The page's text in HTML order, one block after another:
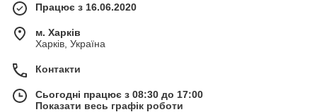
Працює з 16.06.2020
м. Харків
Харків, Україна
Контакти
Сьогодні працює з 08:30 до 17:00
Показати весь графік роботи